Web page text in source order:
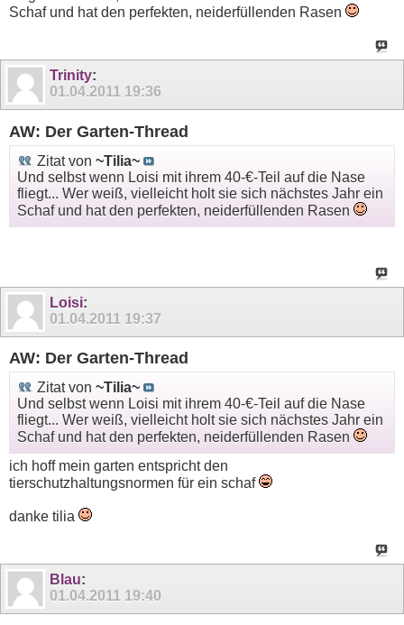
Schaf und hat den perfekten, neiderfüllenden Rasen
Trinity:
01.04.2011 19:36
AW: Der Garten-Thread
Zitat von ~Tilia~
Und selbst wenn Loisi mit ihrem 40-€-Teil auf die Nase
fliegt... Wer weiß, vielleicht holt sie sich nächstes Jahr ein
Schaf und hat den perfekten, neiderfüllenden Rasen
Loisi:
01.04.2011 19:37
AW: Der Garten-Thread
Zitat von ~Tilia~
Und selbst wenn Loisi mit ihrem 40-€-Teil auf die Nase
fliegt... Wer weiß, vielleicht holt sie sich nächstes Jahr ein
Schaf und hat den perfekten, neiderfüllenden Rasen
ich hoff mein garten entspricht den
tierschutzhaltungsnormen für ein schaf
danke tilia
Blau:
01.04.2011 19:40